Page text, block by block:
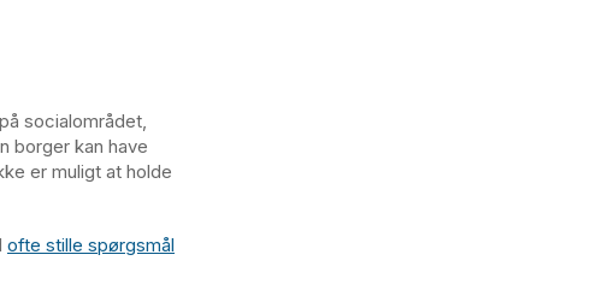
socialområdet,
borger kan have
er muligt at holde
ofte stille spørgsmål